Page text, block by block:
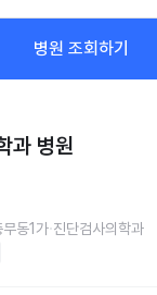
병원 조회하기
과 병원
동1가 진단검사의학과